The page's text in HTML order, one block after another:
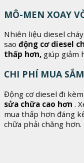
MÔ-MEN XOAY
Nhiên liệu diesel
sao động cơ diesel
thấp hơn, giúp giảm
CHI PHÍ MUA
Động cơ diesel đi
sửa chữa cao hơn .
mua thấp hơn đáng
chữa phải chăng hơn.